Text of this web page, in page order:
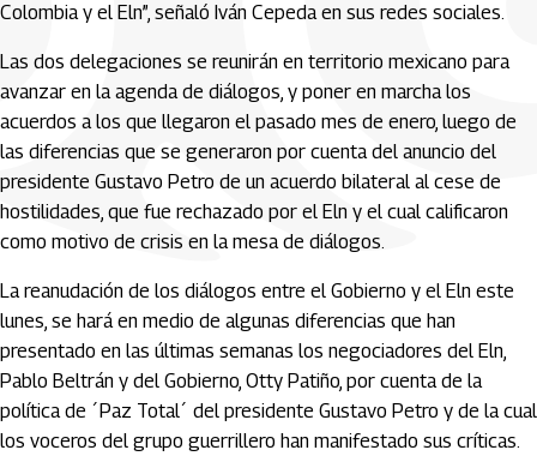
Colombia y el Eln”, señaló Iván Cepeda en sus redes sociales.
Las dos delegaciones se reunirán en territorio mexicano para
avanzar en la agenda de diálogos, y poner en marcha los
acuerdos a los que llegaron el pasado mes de enero, luego de
las diferencias que se generaron por cuenta del anuncio del
presidente Gustavo Petro de un acuerdo bilateral al cese de
hostilidades, que fue rechazado por el Eln y el cual calificaron
como motivo de crisis en la mesa de diálogos.
La reanudación de los diálogos entre el Gobierno y el Eln este
lunes, se hará en medio de algunas diferencias que han
presentado en las últimas semanas los negociadores del Eln,
Pablo Beltrán y del Gobierno, Otty Patiño, por cuenta de la
política de ´Paz Total´ del presidente Gustavo Petro y de la cual
los voceros del grupo guerrillero han manifestado sus críticas.